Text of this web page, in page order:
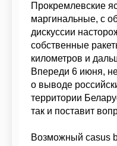
Прокремлевские
маргинальные, с
дискуссии
собственные
километров и
Впереди 6 июня,
о выводе
территории
так и поставит
Возможный casus